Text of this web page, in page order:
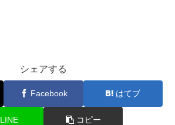
シェアする
Facebook はてブ
LINE コピー